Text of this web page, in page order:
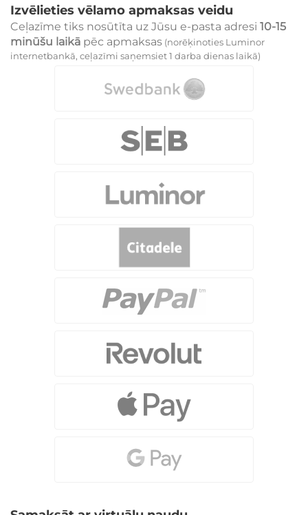
Izvēlieties vēlamo apmaksas veidu
Ceļazīme tiks nosūtīta uz Jūsu e-pasta adresi 10-15
minūšu laikā pēc apmaksas (norēķinoties Luminor
internetbankā, ceļazīmi saņemsiet 1 darba dienas laikā)